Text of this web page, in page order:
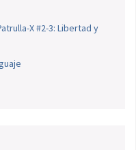
X #2-3: Libertad y